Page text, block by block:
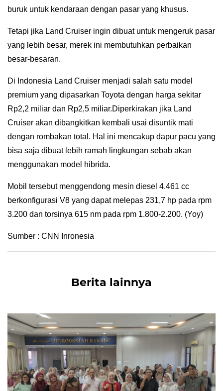
buruk untuk kendaraan dengan pasar yang khusus.
Tetapi jika Land Cruiser ingin dibuat untuk mengeruk pasar
yang lebih besar, merek ini membutuhkan perbaikan
besar-besaran.
Di Indonesia Land Cruiser menjadi salah satu model
premium yang dipasarkan Toyota dengan harga sekitar
Rp2,2 miliar dan Rp2,5 miliar.Diperkirakan jika Land
Cruiser akan dibangkitkan kembali usai disuntik mati
dengan rombakan total. Hal ini mencakup dapur pacu yang
bisa saja dibuat lebih ramah lingkungan sebab akan
menggunakan model hibrida.
Mobil tersebut menggendong mesin diesel 4.461 cc
berkonfigurasi V8 yang dapat melepas 231,7 hp pada rpm
3.200 dan torsinya 615 nm pada rpm 1.800-2.200. (Yoy)
Sumber : CNN Inronesia
Berita lainnya